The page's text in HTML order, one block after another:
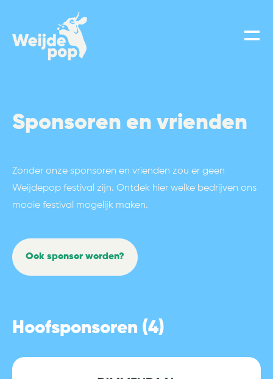
Sponsoren en vrienden
Zonder onze sponsoren en vrienden zou er geen
Weijdepop festival zijn. Ontdek hier welke bedrijven ons
mooie festival mogelijk maken.
Ook sponsor worden?
Hoofsponsoren (4)